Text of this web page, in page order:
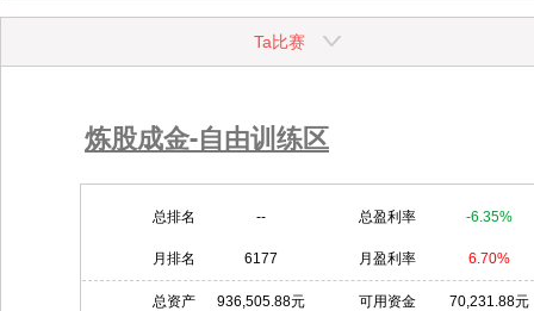
Ta比赛
炼股成金-自由训练区
总排名 -- 总盈利率 -6.35%
月排名 6177 月盈利率 6.70%
总资产 936,505.88元 可用资金 70,231.88元